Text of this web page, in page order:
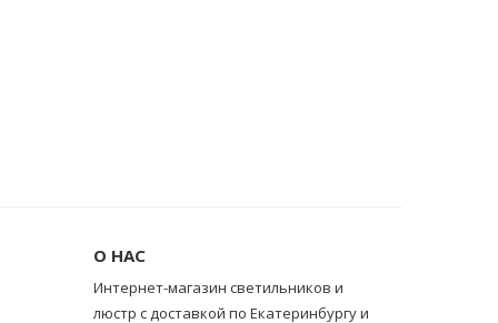
О НАС
Интернет-магазин светильников и
люстр с доставкой по Екатеринбургу и